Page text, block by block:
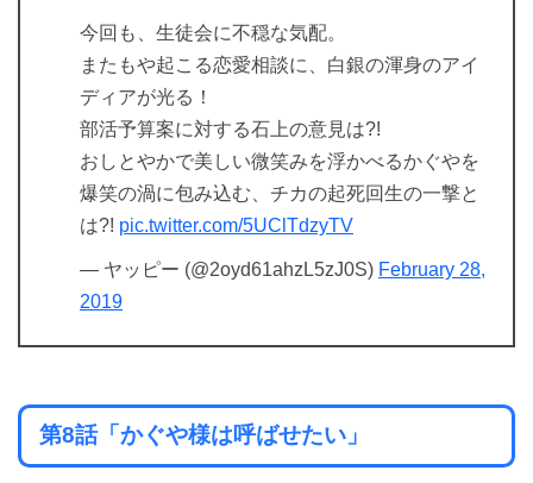
今回も、生徒会に不穏な気配。
またもや起こる恋愛相談に、白銀の渾身のアイ
ディアが光る！
部活予算案に対する石上の意見は?!
おしとやかで美しい微笑みを浮かべるかぐやを
爆笑の渦に包み込む、チカの起死回生の一撃と
は?! pic.twitter.com/5UClTdzyTV
— ヤッピー (@2oyd61ahzL5zJ0S) February 28,
2019
第8話「かぐや様は呼ばせたい」